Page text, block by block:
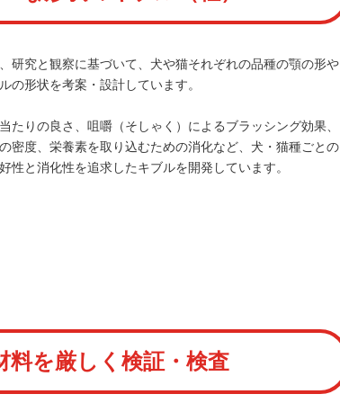
研究と観察に基づいて、犬や猫それぞれの品種の顎の形や
の形状を考案・設計しています。
たりの良さ、咀嚼（そしゃく）によるブラッシング効果、
密度、栄養素を取り込むための消化など、犬・猫種ごとの
性と消化性を追求したキブルを開発しています。
料を厳しく検証・検査